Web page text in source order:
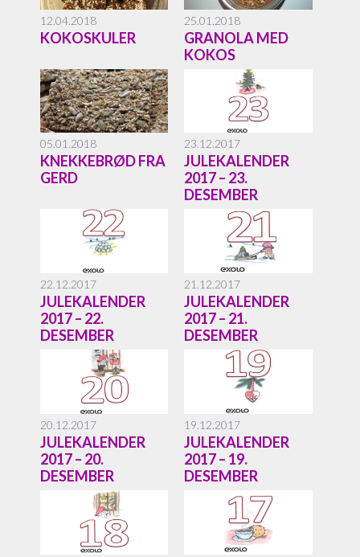
12.04.2018
KOKOSKULER
25.01.2018
GRANOLA MED
KOKOS
05.01.2018
KNEKKEBRØD FRA
GERD
23.12.2017
JULEKALENDER
2017 – 23.
DESEMBER
22.12.2017
JULEKALENDER
2017 – 22.
DESEMBER
21.12.2017
JULEKALENDER
2017 – 21.
DESEMBER
20.12.2017
JULEKALENDER
2017 – 20.
DESEMBER
19.12.2017
JULEKALENDER
2017 – 19.
DESEMBER